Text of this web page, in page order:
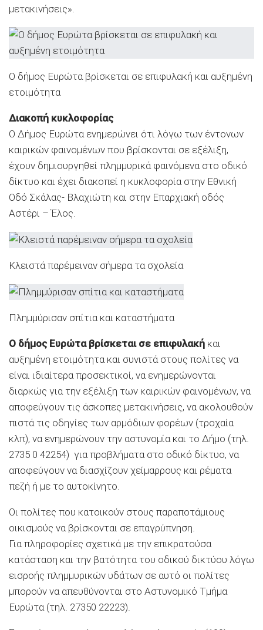
μετακινήσεις».
O δήμος Ευρώτα βρίσκεται σε επιφυλακή και αυξημένη
ετοιμότητα
Διακοπή κυκλοφορίας
Ο Δήμος Ευρώτα ενημερώνει ότι λόγω των έντονων
καιρικών φαινομένων που βρίσκονται σε εξέλιξη,
έχουν δημιουργηθεί πλημμυρικά φαινόμενα στο οδικό
δίκτυο και έχει διακοπεί η κυκλοφορία στην Εθνική
Οδό Σκάλας- Βλαχιώτη και στην Επαρχιακή οδός
Αστέρι – Έλος.
Κλειστά παρέμειναν σήμερα τα σχολεία
Πλημμύρισαν σπίτια και καταστήματα
O δήμος Ευρώτα βρίσκεται σε επιφυλακή και
αυξημένη ετοιμότητα και συνιστά στους πολίτες να
είναι ιδιαίτερα προσεκτικοί, να ενημερώνονται
διαρκώς για την εξέλιξη των καιρικών φαινομένων, να
αποφεύγουν τις άσκοπες μετακινήσεις, να ακολουθούν
πιστά τις οδηγίες των αρμόδιων φορέων (τροχαία
κλπ), να ενημερώνουν την αστυνομία και το Δήμο (τηλ.
2735 0 42254) για προβλήματα στο οδικό δίκτυο, να
αποφεύγουν να διασχίζουν χείμαρρους και ρέματα
πεζή ή με το αυτοκίνητο.
Οι πολίτες που κατοικούν στους παραποτάμιους
οικισμούς να βρίσκονται σε επαγρύπνηση.
Για πληροφορίες σχετικά με την επικρατούσα
κατάσταση και την βατότητα του οδικού δικτύου λόγω
εισροής πλημμυρικών υδάτων σε αυτό οι πολίτες
μπορούν να απευθύνονται στο Aστυνομικό Tμήμα
Ευρώτα (τηλ. 27350 22223).